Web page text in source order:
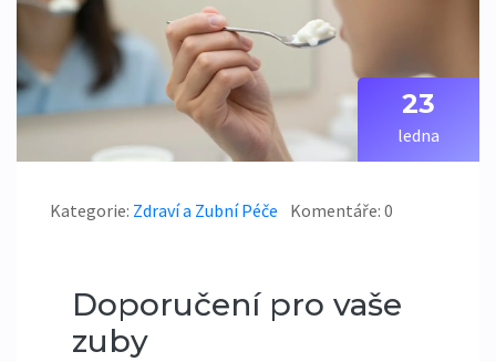
23
ledna
Kategorie: Zdraví a Zubní Péče Komentáře: 0
Doporučení pro vaše
zuby